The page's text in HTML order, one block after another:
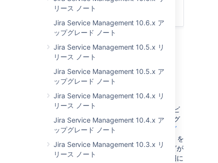
リース ノート
Jira Service Management 10.6.x ア
ップグレード ノート
Jira Service Management 10.5.x リ
リース ノート
Jira Service Management 10.5.x ア
ップグレード ノート
Jira Service Management 10.4.x リ
リース ノート
Jira Service Management 10.4.x ア
ップグレード ノート
Jira Service Management 10.3.x リ
リース ノート
アプリ開発者向けの情報
アップグレード手順
アップグレード ノート
Insight のアクセシビリティと UI の強化
今回のリリースでは、オブジェクト スキーマ ビ
ュー、カスタム フィールド、グラフ ダイアログ
などに関連する重大なアクセシビリティのバグ
と UI の問題 13 個の修正を行い、Insight を
改善しました。ほとんどの修正には機能フラグが
ありません。アクセシビリティの問題が広範囲に